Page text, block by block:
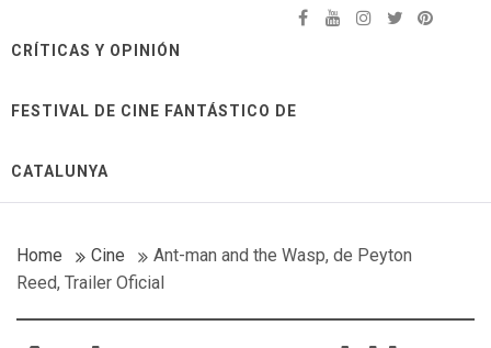
CRÍTICAS Y OPINIÓN
FESTIVAL DE CINE FANTÁSTICO DE
CATALUNYA
Home Cine
Ant-man and the Wasp, de Peyton
Reed, Trailer Oficial